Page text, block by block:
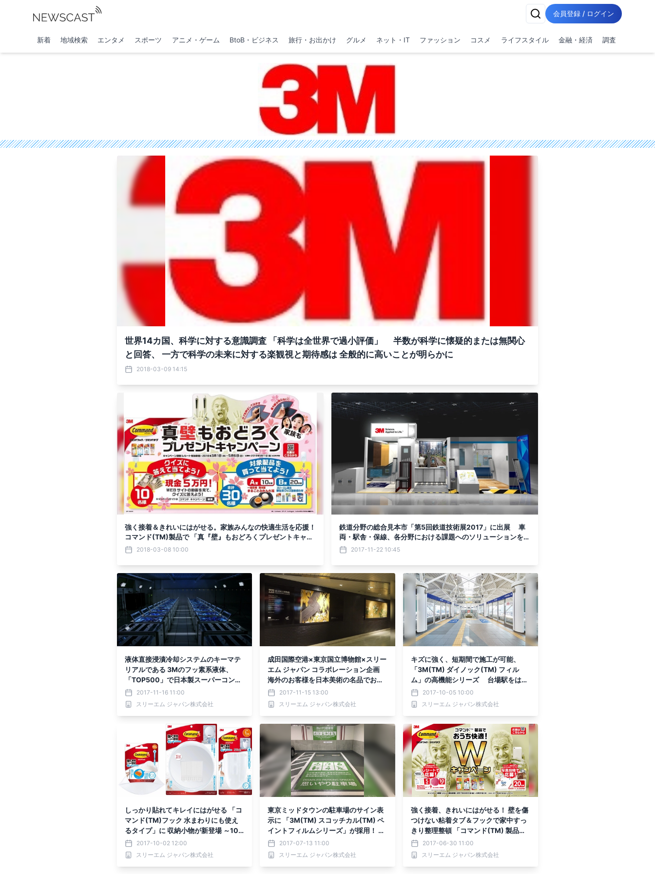
会員登録 / ログイン
新着 地域検索 エンタメ スポーツ アニメ・ゲーム BtoB・ビジネス 旅行・お出かけ グルメ ネット・IT ファッション コスメ ライフスタイル 金融・経済 調査
世界14カ国、科学に対する意識調査 「科学は全世界で過小評価」 半数が科学に懐疑的または無関心
と回答、 一方で科学の未来に対する楽観視と期待感は 全般的に高いことが明らかに
2018-03-09 14:15
強く接着＆きれいにはがせる。家族みんなの快適生活を応援！
コマンド(TM)製品で 「真『壁』もおどろくプレゼントキャン
ペーン」開催 期間：3月1日(木)～5月6日(日)
2018-03-08 10:00
鉄道分野の総合見本市「第5回鉄道技術展2017」に出展 車
両・駅舎・保線、各分野における課題へのソリューションを提
案 6ホール 小間番号：J-22
2017-11-22 10:45
液体直接浸漬冷却システムのキーマテ
リアルである 3Mのフッ素系液体、
「TOP500」で日本製スーパーコンピ
ュータ最高の4位を獲得した 「暁光(G
youkou)」の冷却システムに採用 さ
らに「GREEN500」では、採用システ
2017-11-16 11:00
スリーエム ジャパン株式会社
成田国際空港×東京国立博物館×スリー
エム ジャパン コラボレーション企画
海外のお客様を日本美術の名品でお出
迎え 壁面・天井を活用したミニギャ
ラリーが登場
2017-11-15 13:00
スリーエム ジャパン株式会社
キズに強く、短期間で施工が可能、
「3M(TM) ダイノック(TM) フィル
ム」の高機能シリーズ 台場駅をはじ
め新交通ゆりかもめの駅の改修工事に
て採用
2017-10-05 10:00
スリーエム ジャパン株式会社
しっかり貼れてキレイにはがせる 「コ
マンド(TM)フック 水まわりにも使え
るタイプ」に 収納小物が新登場 ～10
月1日より販売開始～
2017-10-02 12:00
スリーエム ジャパン株式会社
東京ミッドタウンの駐車場のサイン表
示に 「3M(TM) スコッチカル(TM) ペ
イントフィルムシリーズ」が採用！ 営
業を停止せず、短時間で 「思いやり駐
車場」の視認性をアップ
2017-07-13 11:00
スリーエム ジャパン株式会社
強く接着、きれいにはがせる！ 壁を傷
つけない粘着タブ＆フックで家中すっ
きり整理整頓 「コマンド(TM) 製品で
おうち快適！Wキャンペーン」 6月30
日～8月31日開催
2017-06-30 11:00
スリーエム ジャパン株式会社